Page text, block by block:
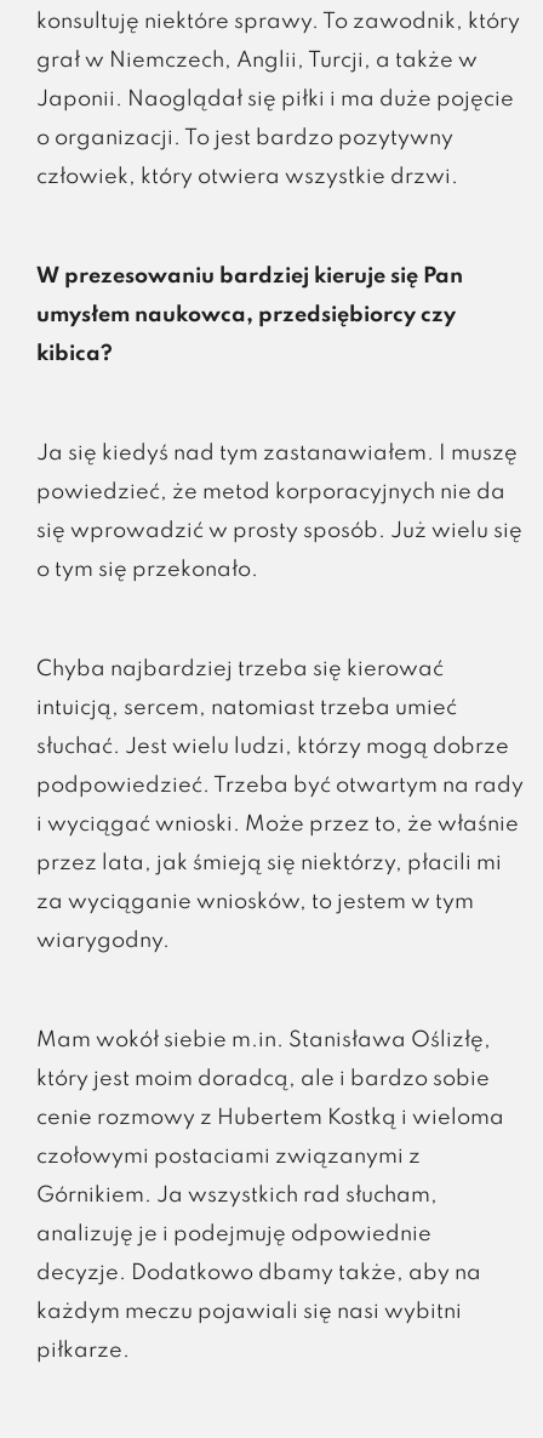
konsultuję niektóre sprawy. To zawodnik, który
grał w Niemczech, Anglii, Turcji, a także w
Japonii. Naoglądał się piłki i ma duże pojęcie
o organizacji. To jest bardzo pozytywny
człowiek, który otwiera wszystkie drzwi.
W prezesowaniu bardziej kieruje się Pan
umysłem naukowca, przedsiębiorcy czy
kibica?
Ja się kiedyś nad tym zastanawiałem. I muszę
powiedzieć, że metod korporacyjnych nie da
się wprowadzić w prosty sposób. Już wielu się
o tym się przekonało.
Chyba najbardziej trzeba się kierować
intuicją, sercem, natomiast trzeba umieć
słuchać. Jest wielu ludzi, którzy mogą dobrze
podpowiedzieć. Trzeba być otwartym na rady
i wyciągać wnioski. Może przez to, że właśnie
przez lata, jak śmieją się niektórzy, płacili mi
za wyciąganie wniosków, to jestem w tym
wiarygodny.
Mam wokół siebie m.in. Stanisława Oślizłę,
który jest moim doradcą, ale i bardzo sobie
cenie rozmowy z Hubertem Kostką i wieloma
czołowymi postaciami związanymi z
Górnikiem. Ja wszystkich rad słucham,
analizuję je i podejmuję odpowiednie
decyzje.
Dodatkowo dbamy także, aby na
każdym meczu pojawiali się nasi wybitni
piłkarze.